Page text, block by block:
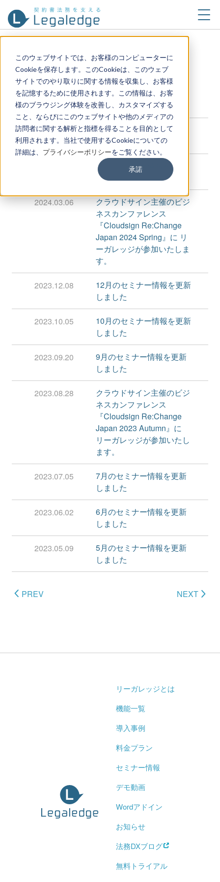
このウェブサイトでは、お客様のコンピューターに
Cookieを保存します。このCookieは、このウェブ
サイトでのやり取りに関する情報を収集し、お客様
を記憶するために使用されます。この情報は、お客
様のブラウジング体験を改善し、カスタマイズする
こと、ならびにこのウェブサイトや他のメディアの
訪問者に関する解析と指標を得ることを目的として
利用されます。当社で使用するCookieについての
詳細は、 プライバシーポリシーをご覧ください。
承諾
お知らせ一覧
2024.07.26
8月のセミナー情報を更新
しました
6月のセミナー情報を更新
しました
2024.03.06
クラウドサイン主催のビジ
ネスカンファレンス
『Cloudsign Re:Change
Japan 2024 Spring』に リ
ーガレッジが参加いたしま
す。
2023.12.08
12月のセミナー情報を更新
しました
2023.10.05
10月のセミナー情報を更新
しました
2023.09.20
9月のセミナー情報を更新
しました
2023.08.28
クラウドサイン主催のビジ
ネスカンファレンス
『Cloudsign Re:Change
Japan 2023 Autumn』に
リーガレッジが参加いたし
ます。
2023.07.05
7月のセミナー情報を更新
しました
2023.06.02
6月のセミナー情報を更新
しました
2023.05.09
5月のセミナー情報を更新
しました
PREV NEXT
リーガレッジとは
機能一覧
導入事例
料金プラン
セミナー情報
デモ動画
Wordアドイン
お知らせ
法務DXブログ
無料トライアル